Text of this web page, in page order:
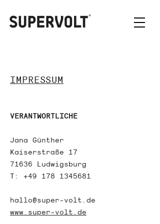
IMPRESSUM
VERANTWORTLICHE
Jana Günther
Kaiserstraße 17
71636 Ludwigsburg
T: +49 178 1345681
hallo@super-volt.de
www.super-volt.de